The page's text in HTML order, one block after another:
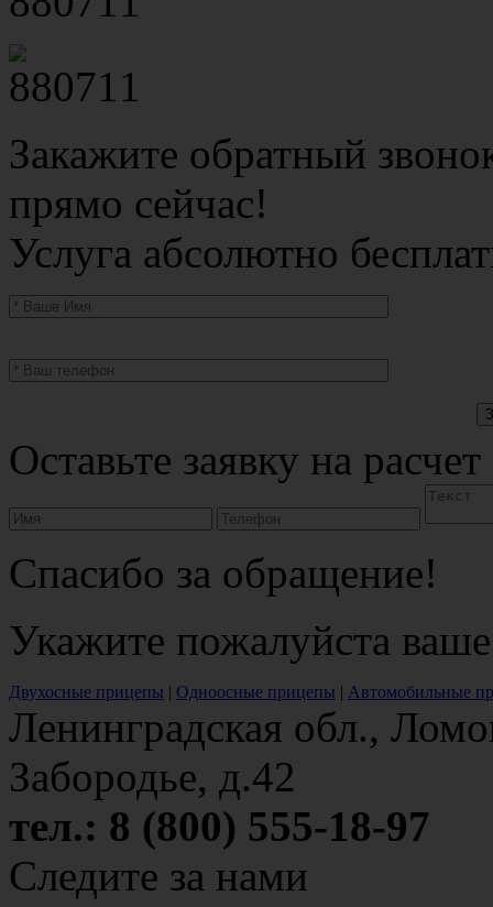
Закажите обратный
прямо сейчас!
Услуга абсолютно
Оставьте заявку на расчет
Спасибо за обращение!
Укажите пожалуйста
Двухосные прицепы | Одноосные прицепы | Автомобильные
Ленинградская обл.,
Забородье, д.42
тел.: 8 (800) 555-18-97
Следите за нами